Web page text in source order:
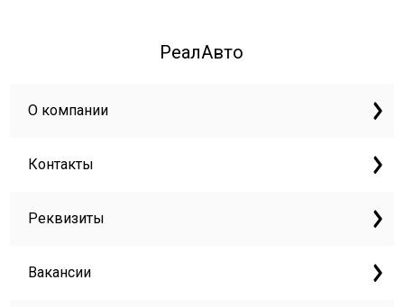
РеалАвто
О компании
Контакты
Реквизиты
Вакансии